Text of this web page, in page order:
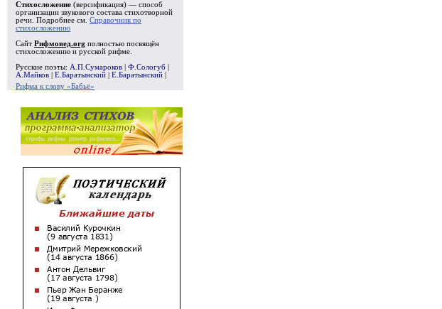
Стихосложение (версификация) — способ
организации звукового состава стихотворной
речи. Подробнее см. Справочник по
стихосложению
Сайт Рифмовед.org полностью посвящён
стихосложению и русской рифме.
Русские поэты: А.П.Сумароков Ф.Сологуб
А.Майков
Е.Баратынский Е.Баратынский
Рифма к слову «Бабьё»